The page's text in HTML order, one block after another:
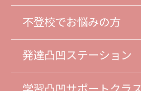
不登校でお悩みの方
発達凸凹ステーション